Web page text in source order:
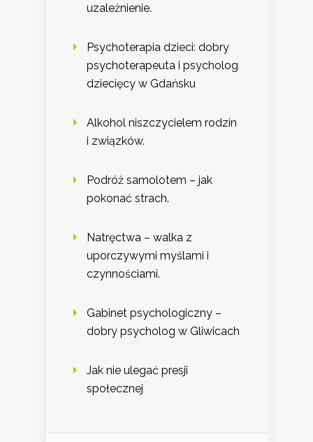
uzależnienie.
Psychoterapia dzieci: dobry
psychoterapeuta i psycholog
dziecięcy w Gdańsku
Alkohol niszczycielem rodzin
i związków.
Podróż samolotem – jak
pokonać strach.
Natręctwa – walka z
uporczywymi myślami i
czynnościami.
Gabinet psychologiczny –
dobry psycholog w Gliwicach
Jak nie ulegać presji
społecznej